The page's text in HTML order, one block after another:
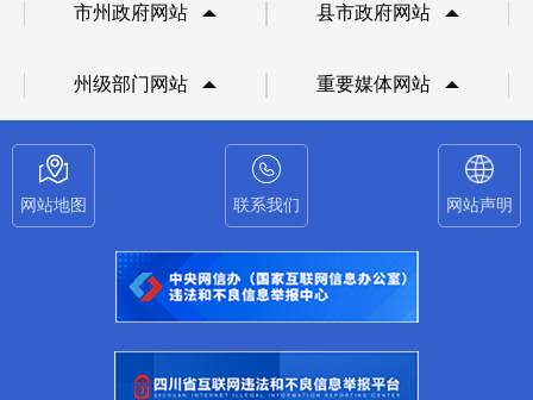
市州政府网站 县市政府网站
州级部门网站 重要媒体网站
网站地图 联系我们 网站声明